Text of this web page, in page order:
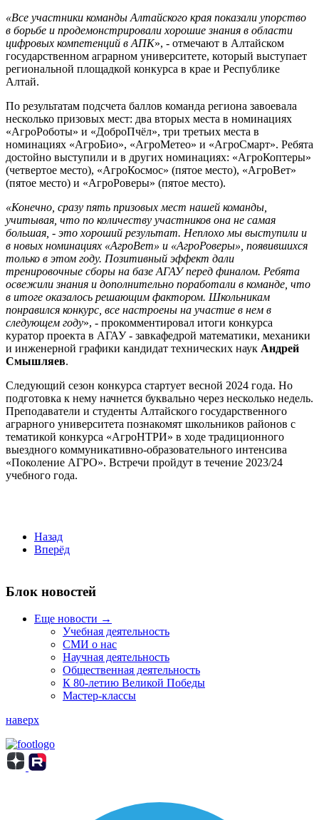
«Все участники команды Алтайского края показали упорство
в борьбе и продемонстрировали хорошие знания в области
цифровых компетенций в АПК», - отмечают в Алтайском
государственном аграрном университете, который выступает
региональной площадкой конкурса в крае и Республике
Алтай.
По результатам подсчета баллов команда региона завоевала
несколько призовых мест: два вторых места в номинациях
«АгроРоботы» и «ДоброПчёл», три третьих места в
номинациях «АгроБио», «АгроМетео» и «АгроСмарт». Ребята
достойно выступили и в других номинациях: «АгроКоптеры»
(четвертое место), «АгроКосмос» (пятое место), «АгроВет»
(пятое место) и «АгроРоверы» (пятое место).
«Конечно, сразу пять призовых мест нашей команды,
учитывая, что по количеству участников она не самая
большая, - это хороший результат. Неплохо мы выступили и
в новых номинациях «АгроВет» и «АгроРоверы», появившихся
только в этом году. Позитивный эффект дали
тренировочные сборы на базе АГАУ перед финалом. Ребята
освежили знания и дополнительно поработали в команде, что
в итоге оказалось решающим фактором. Школьникам
понравился конкурс, все настроены на участие в нем в
следующем году», - прокомментировал итоги конкурса
куратор проекта в АГАУ - завкафедрой математики, механики
и инженерной графики кандидат технических наук Андрей
Смышляев.
Следующий сезон конкурса стартует весной 2024 года. Но
подготовка к нему начнется буквально через несколько недель.
Преподаватели и студенты Алтайского государственного
аграрного университета познакомят школьников районов с
тематикой конкурса «АгроНТРИ» в ходе традиционного
выездного коммуникативно-образовательного интенсива
«Поколение АГРО». Встречи пройдут в течение 2023/24
учебного года.
Назад
Вперёд
Блок новостей
Еще новости →
Учебная деятельность
СМИ о нас
Научная деятельность
Общественная деятельность
К 80-летию Великой Победы
Мастер-классы
наверх